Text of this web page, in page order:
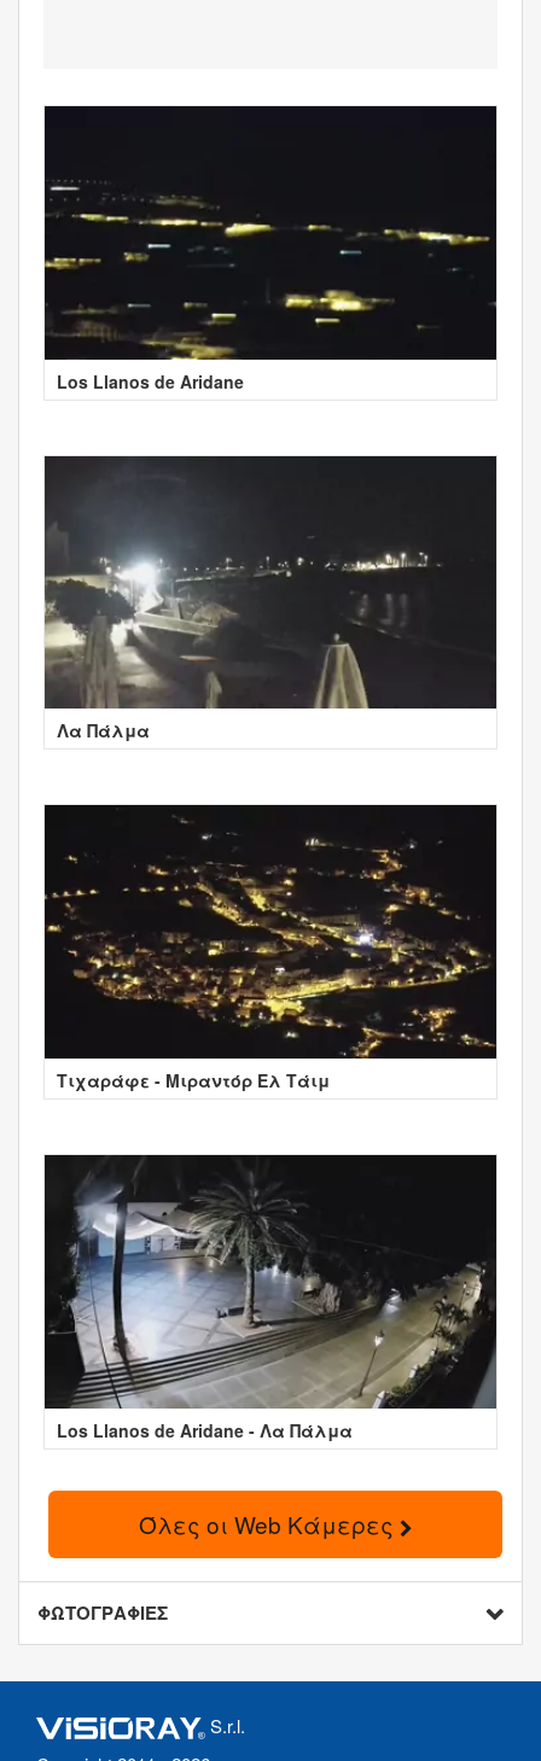
Los Llanos de Aridane
Λα Πάλμα
Τιχαράφε - Μιραντόρ Ελ Τάιμ
Los Llanos de Aridane - Λα Πάλμα
Όλες οι Web Κάμερες
ΦΩΤΟΓΡΑΦΙΕΣ
S.r.l.